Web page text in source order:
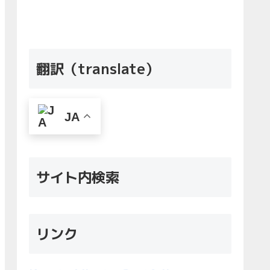
翻訳（translate）
JA
サイト内検索
リンク